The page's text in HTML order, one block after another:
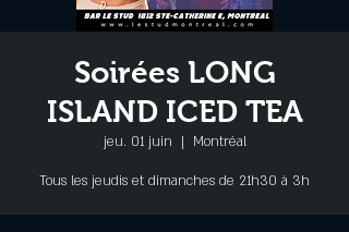
Soirées LONG
ISLAND ICED TEA
jeu. 01 juin
  |
Montréal
Tous les jeudis et dimanches de 21h30 à 3h